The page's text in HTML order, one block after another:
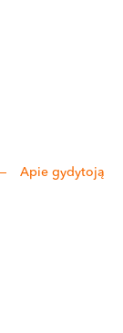
Apie gydytoją